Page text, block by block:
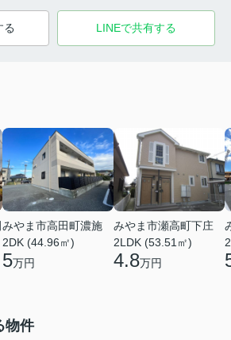
る LINEで共有する
みやま市高田町濃施
2DK (44.96㎡)
5万円
みやま市瀬高町下庄
2LDK (53.51㎡)
4.8万円
物件